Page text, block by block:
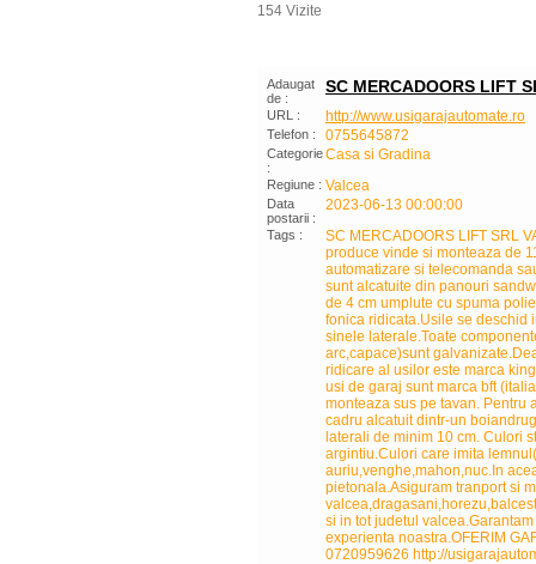
154 Vizite
Adaugat
de :
SC MERCADOORS LIFT
URL : http://www.usigarajautomate.ro
Telefon : 0755645872
Categorie
:
Casa si Gradina
Regiune : Valcea
Data
postarii :
2023-06-13 00:00:00
Tags :
SC MERCADOORS LIFT SRL
produce vinde si monteaza de
automatizare si telecomanda
sunt alcatuite din panouri
de 4 cm umplute cu spuma
fonica ridicata.Usile se deschid
sinele laterale.Toate
arc,capace)sunt
ridicare al usilor este marca
usi de garaj sunt marca bft
monteaza sus pe tavan. Pentru
cadru alcatuit dintr-un
laterali de minim 10 cm. Culori
argintiu.Culori care imita
auriu,venghe,mahon,nuc.In
pietonala.Asiguram tranport si
si in tot judetul
experienta noastra.OFERIM
0720959626 http://